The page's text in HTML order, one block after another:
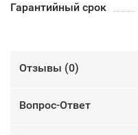
Гарантийный срок
Отзывы (0)
Вопрос-Ответ